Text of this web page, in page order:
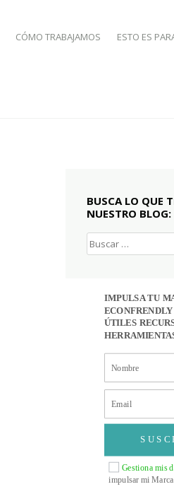
CÓMO TRABAJAMOS ESTO ES
BUSCA LO QUE
NUESTRO BLOG:
Buscar:
IMPULSA TU
ECONFRENDLY
ÚTILES
Gestiona mis
impulsar mi